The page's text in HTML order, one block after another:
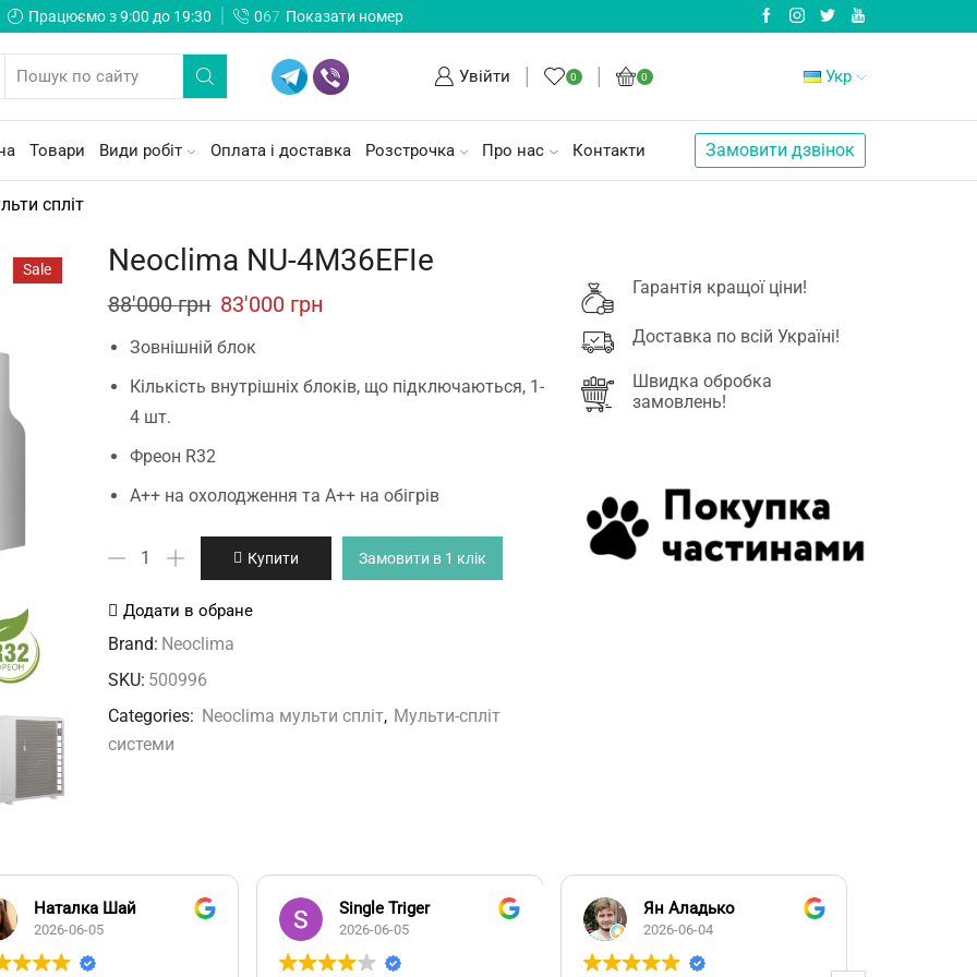
Працюємо з 9:00 до 19:30 067 Показати номер
Увійти 0 0 Укр
Товари Види робіт Оплата і доставка Розстрочка Про нас Контакти Замовити дзвінок
спліт
Sale Neoclima NU-4M36EFIe
88'000грн Original
price
83'000 грн
Зовнішній блок
Кількість внутрішніх блоків, що підключаються, 1-
4 шт.
Фреон R32
А++ на охолодження та А++ на обігрів
Neoclima
4M36EFIe
кількість
Купити Замовити в 1 клік
Додати в обране
Brand: Neoclima
SKU: 500996
Categories: Neoclima мульти спліт, Мульти-спліт
системи
Гарантія кращої ціни!
Доставка по всій Україні!
Швидка обробка
замовлень!
Наталка Шай
2026-06-05
Single Triger
2026-06-05
Ян Аладько
2026-06-04